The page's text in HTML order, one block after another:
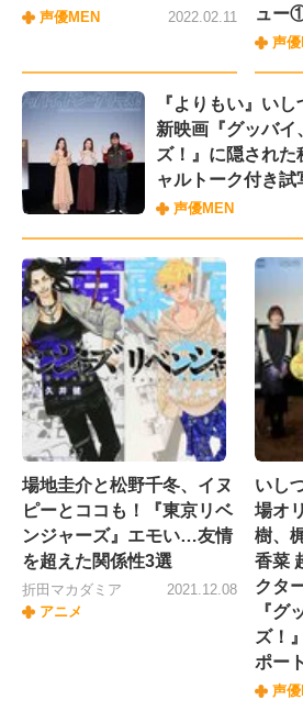
声優MEN 2022.02.11
ュー①
声優
『よりもい』い
新映画『グッバイ
ズ！』に隠され
ャルトーク付き試
声優MEN
場地圭介と松野千冬、イヌ
ピーとココも！『東京リベ
ンジャーズ』エモい…友情
を超えた関係性3選
折田マカダミア
アニメ
2021.12.08
いし
場オ
樹、
香菜
クタ
『グ
ズ！
ポート
声優